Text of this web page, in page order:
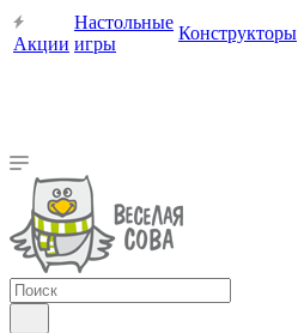
Акции
Настольные
игры
Конструкторы